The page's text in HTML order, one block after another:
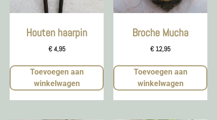
Houten haarpin
€4,95
Toevoegen aan
winkelwagen
Broche Mucha
€ 12,95
Toevoegen aan
winkelwagen